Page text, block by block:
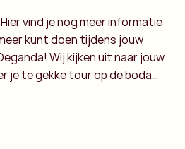
vind je nog meer informatie
kunt doen tijdens jouw
Wij kijken uit naar jouw
je te gekke tour op de boda…